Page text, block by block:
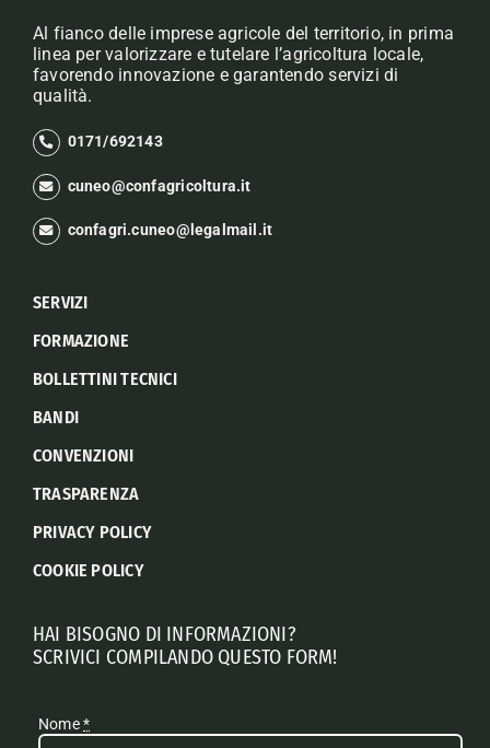
Al fianco delle imprese agricole del territorio, in prima
linea per valorizzare e tutelare l’agricoltura locale,
favorendo innovazione e garantendo servizi di
qualità.
0171/692143
cuneo@confagricoltura.it
confagri.cuneo@legalmail.it
SERVIZI
FORMAZIONE
BOLLETTINI TECNICI
BANDI
CONVENZIONI
TRASPARENZA
PRIVACY POLICY
COOKIE POLICY
HAI BISOGNO DI INFORMAZIONI?
SCRIVICI COMPILANDO QUESTO FORM!
Nome*